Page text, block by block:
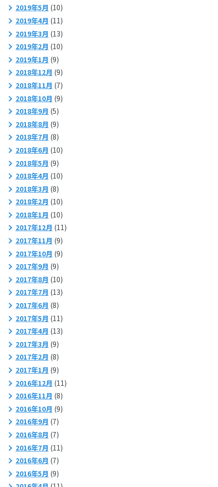
2019年5月 (10)
2019年4月 (11)
2019年3月 (13)
2019年2月 (10)
2019年1月 (9)
2018年12月 (9)
2018年11月 (7)
2018年10月 (9)
2018年9月 (5)
2018年8月 (9)
2018年7月 (8)
2018年6月 (10)
2018年5月 (9)
2018年4月 (10)
2018年3月 (8)
2018年2月 (10)
2018年1月 (10)
2017年12月 (11)
2017年11月 (9)
2017年10月 (9)
2017年9月 (9)
2017年8月 (10)
2017年7月 (13)
2017年6月 (8)
2017年5月 (11)
2017年4月 (13)
2017年3月 (9)
2017年2月 (8)
2017年1月 (9)
2016年12月 (11)
2016年11月 (8)
2016年10月 (9)
2016年9月 (7)
2016年8月 (7)
2016年7月 (11)
2016年6月 (7)
2016年5月 (9)